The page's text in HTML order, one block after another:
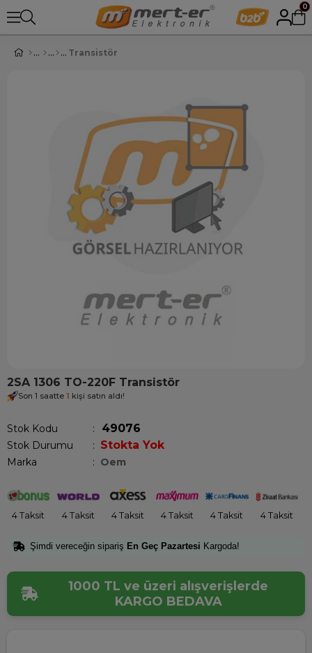
0
Transistör
2SA 1306 TO-220F Transistör
Son 1 saatte 1 kişi satın aldı!
Stok Kodu 49076
Stok Durumu : Stokta Yok
Marka : Oem
4 Taksit 4 Taksit 4 Taksit 4 Taksit 4 Taksit 4 Taksit
Şimdi vereceğin sipariş En Geç Pazartesi Kargoda!
1000 TL ve üzeri alışverişlerde
KARGO BEDAVA